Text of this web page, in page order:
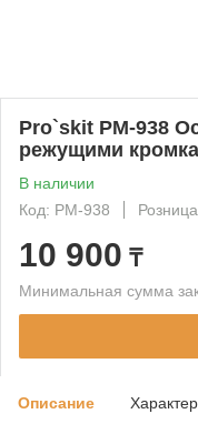
Pro`skit PM-938
режущими
В наличии
Код: PM-938
Розница
10 900 ₸
Минимальная сумма
Описание